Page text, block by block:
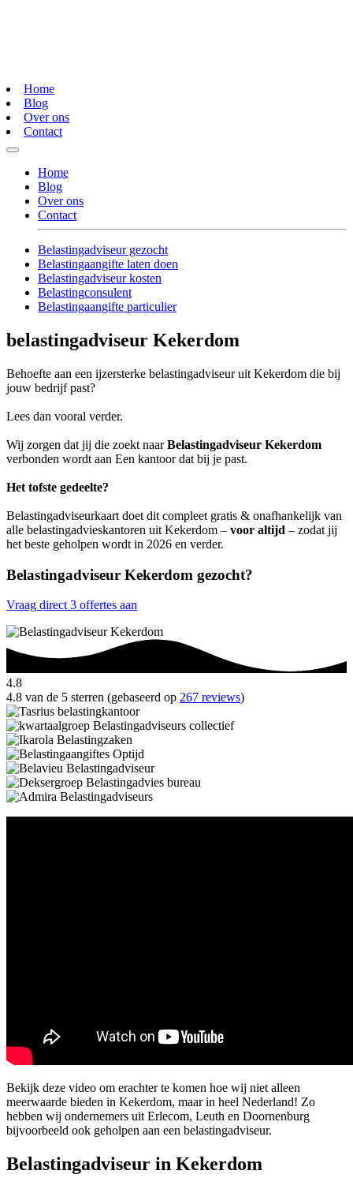
Home
Blog
Over ons
Contact
Home
Blog
Over ons
Contact
Belastingadviseur gezocht
Belastingaangifte laten doen
Belastingadviseur kosten
Belastingconsulent
Belastingaangifte particulier
belastingadviseur Kekerdom
Behoefte aan een ijzersterke belastingadviseur uit Kekerdom die bij
jouw bedrijf past?
Lees dan vooral verder.
Wij zorgen dat jij die zoekt naarBelastingadviseur Kekerdom
verbonden wordt aan Een kantoor dat bij je past.
Het tofste gedeelte?
Belastingadviseurkaart doet dit compleet gratis & onafhankelijk van
alle belastingadvieskantoren uit Kekerdom – voor altijd – zodat jij
het beste geholpen wordt in 2026 en verder.
Belastingadviseur Kekerdom gezocht?
Vraag direct 3 offertes aan
4.8
4.8 van de 5 sterren (gebaseerd op 267 reviews)
Bekijk deze video om erachter te komen hoe wij niet alleen
meerwaarde bieden in Kekerdom, maar in heel Nederland! Zo
hebben wij ondernemers uit Erlecom, Leuth en Doornenburg
bijvoorbeeld ook geholpen aan een belastingadviseur.
Belastingadviseur in Kekerdom